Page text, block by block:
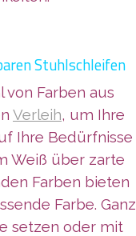
Stuhlschleifen
von Farben aus
Verleih, um Ihre
Ihre Bedürfnisse
Weiß über zarte
Farben bieten
Farbe. Ganz
setzen oder mit